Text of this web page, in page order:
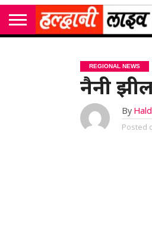
REGIONAL NEWS
नैनी
By
Posted